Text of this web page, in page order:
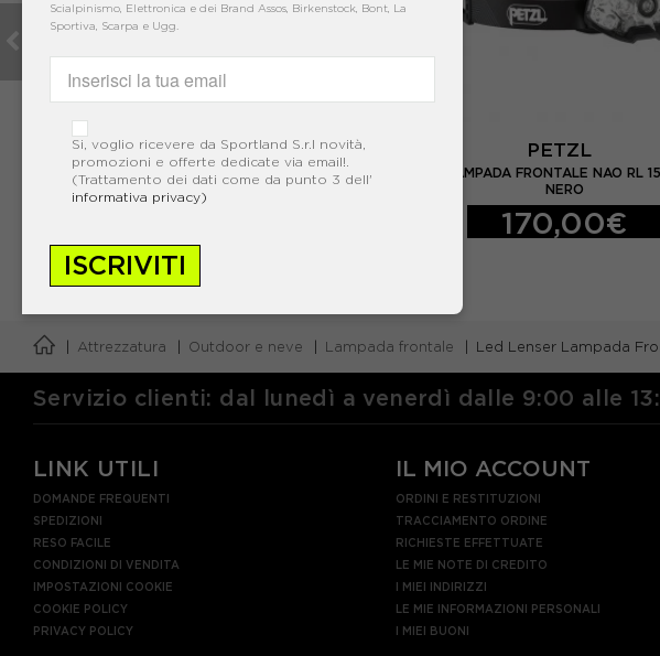
PETZL
PETZL LAMPADA FRONTALE ACTIK CORE 600
LUMEN GRIGIO
PETZL
PETZL LAMPADA FRONTALE NAO RL
NERO
170,00€
Attrezzatura Outdoor e neve Lampada frontale Led Lenser Lampada
Scialpinismo, Elettronica e dei Brand Assos, Birkenstock, Bont, La
Sportiva, Scarpa e Ugg.
Si, voglio ricevere da Sportland S.r.l novità,
promozioni e offerte dedicate via email!.
(Trattamento dei dati come da punto 3 dell'
informativa privacy)
ISCRIVITI
Servizio clienti: dal lunedì a venerdì dalle 9:00 alle
LINK UTILI
DOMANDE FREQUENTI
SPEDIZIONI
RESO FACILE
CONDIZIONI DI VENDITA
IMPOSTAZIONI COOKIE
COOKIE POLICY
PRIVACY POLICY
IL MIO ACCOUNT
ORDINI E RESTITUZIONI
TRACCIAMENTO ORDINE
RICHIESTE EFFETTUATE
LE MIE NOTE DI CREDITO
I MIEI INDIRIZZI
LE MIE INFORMAZIONI PERSONALI
I MIEI BUONI